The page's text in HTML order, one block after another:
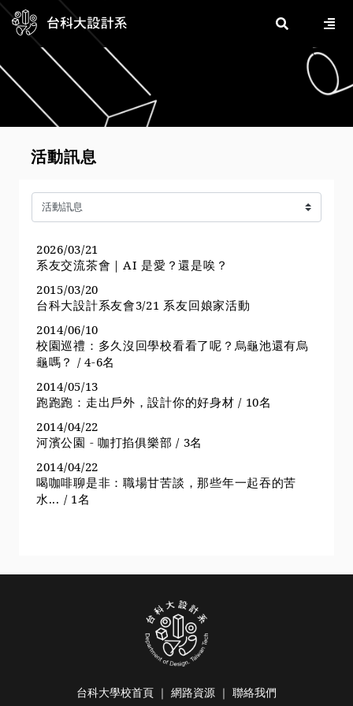
活動訊息
2026/03/21
系友交流茶會｜AI 是愛？還是唉？
2015/03/20
台科大設計系友會3/21 系友回娘家活動
2014/06/10
校園巡禮：多久沒回學校看看了呢？烏龜池還有烏
龜嗎？ / 4-6名
2014/05/13
跑跑跑：走出戶外，設計你的好身材 / 10名
2014/04/22
河濱公園 - 咖打掐俱樂部 / 3名
2014/04/22
喝咖啡聊是非：職場甘苦談，那些年一起吞的苦
水... / 1名
台科大學校首頁 ｜ 網路資源 ｜ 聯絡我們